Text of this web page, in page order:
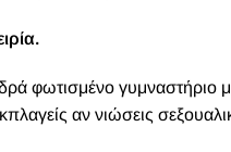
φωτισμένο γυμναστήριο
αν νιώσεις